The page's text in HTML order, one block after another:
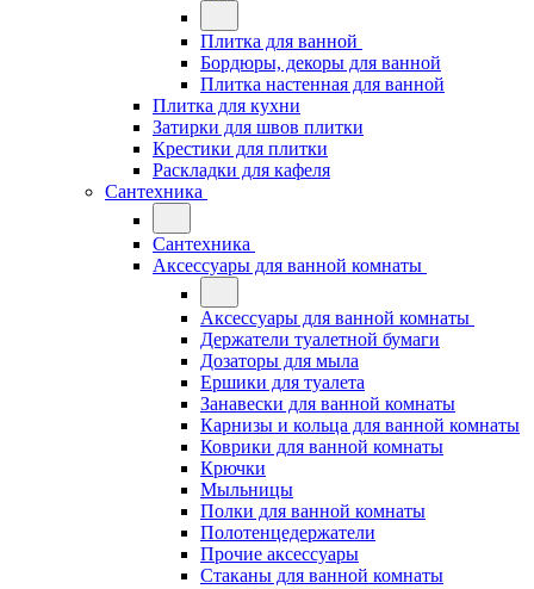
Плитка для ванной
Бордюры, декоры для ванной
Плитка настенная для ванной
Плитка для кухни
Затирки для швов плитки
Крестики для плитки
Раскладки для кафеля
Сантехника
Сантехника
Аксессуары для ванной комнаты
Аксессуары для ванной комнаты
Держатели туалетной бумаги
Дозаторы для мыла
Ершики для туалета
Занавески для ванной комнаты
Карнизы и кольца для ванной комнаты
Коврики для ванной комнаты
Крючки
Мыльницы
Полки для ванной комнаты
Полотенцедержатели
Прочие аксессуары
Стаканы для ванной комнаты